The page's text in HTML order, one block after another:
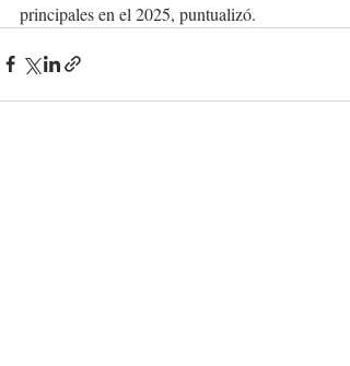
principales en el 2025, puntualizó.